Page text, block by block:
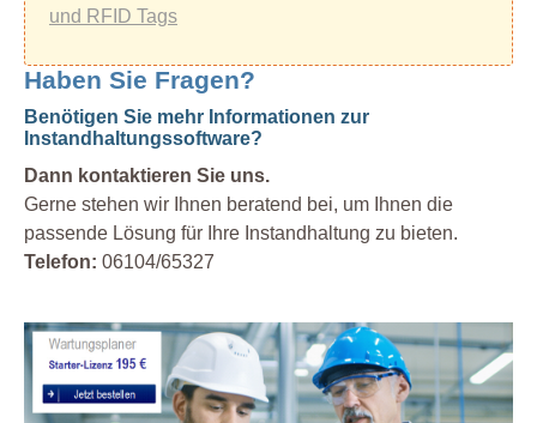
und RFID Tags
Haben Sie Fragen?
Benötigen Sie mehr Informationen zur
Instandhaltungssoftware?
Dann kontaktieren Sie uns.
Gerne stehen wir Ihnen beratend bei, um Ihnen die
passende Lösung für Ihre Instandhaltung zu bieten.
Telefon: 06104/65327